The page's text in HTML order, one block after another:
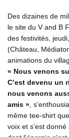
Des dizaines de
le site du V and B
des festivités,
(Château,
animations du
« Nous venons
C’est devenu un
nous venons
amis » ,
même tee-shirt
voix et s’est